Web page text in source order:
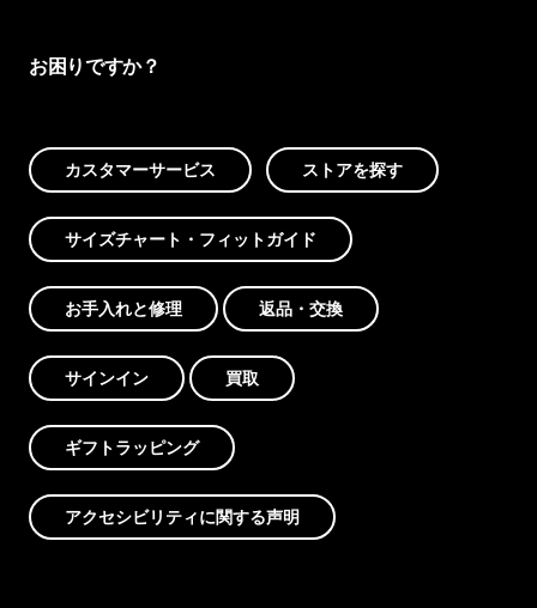
お困りですか？
カスタマーサービス ストアを探す
サイズチャート・フィットガイド
お手入れと修理 返品・交換
サインイン 買取
ギフトラッピング
アクセシビリティに関する声明